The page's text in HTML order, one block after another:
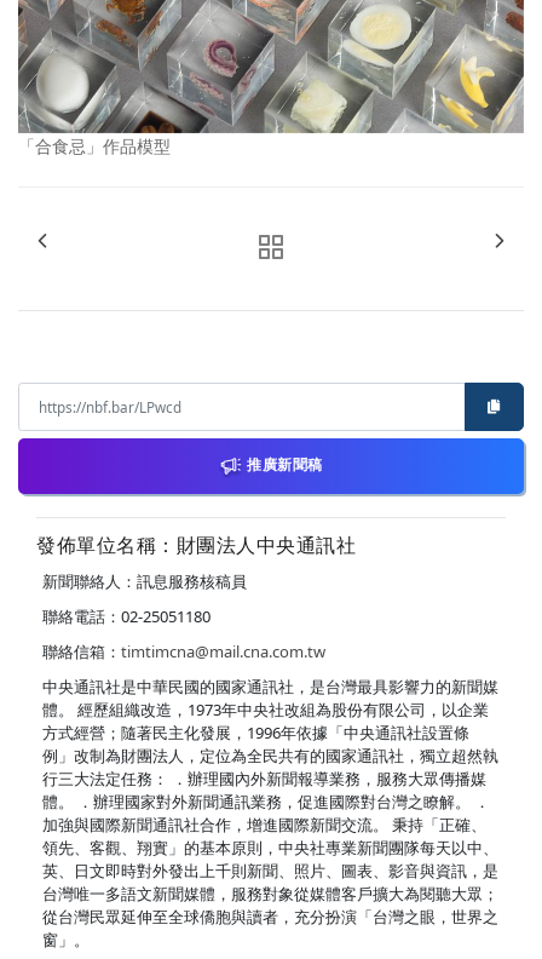
「合食忌」作品模型
推廣新聞稿
發佈單位名稱：財團法人中央通訊社
新聞聯絡人：訊息服務核稿員
聯絡電話：02-25051180
聯絡信箱： timtimcna@mail.cna.com.tw
中央通訊社是中華民國的國家通訊社，是台灣最具影響力的新聞媒
體。 經歷組織改造，1973年中央社改組為股份有限公司，以企業
方式經營；隨著民主化發展，1996年依據「中央通訊社設置條
例」改制為財團法人，定位為全民共有的國家通訊社，獨立超然執
行三大法定任務： ．辦理國內外新聞報導業務，服務大眾傳播媒
體。 ．辦理國家對外新聞通訊業務，促進國際對台灣之瞭解。 ．
加強與國際新聞通訊社合作，增進國際新聞交流。 秉持「正確、
領先、客觀、翔實」的基本原則，中央社專業新聞團隊每天以中、
英、日文即時對外發出上千則新聞、照片、圖表、影音與資訊，是
台灣唯一多語文新聞媒體，服務對象從媒體客戶擴大為閱聽大眾；
從台灣民眾延伸至全球僑胞與讀者，充分扮演「台灣之眼，世界之
窗」。